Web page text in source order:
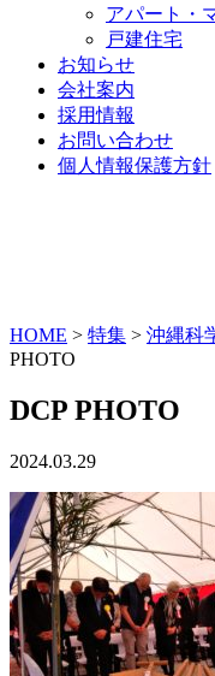
アパート・
戸建住宅
お知らせ
会社案内
採用情報
お問い合わせ
個人情報保護方針
HOME > 特集 > 沖縄科
PHOTO
DCP PHOTO
2024.03.29